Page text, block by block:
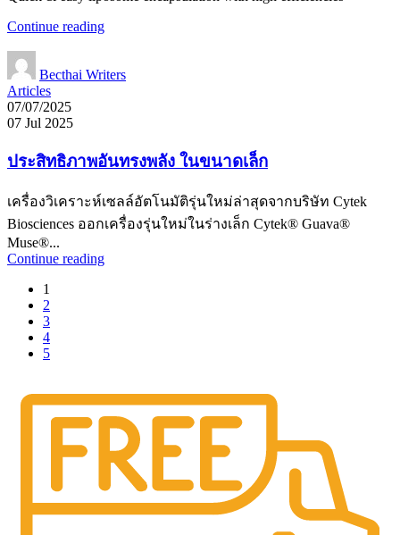
Continue reading
Becthai Writers
Articles
07/07/2025
07 Jul 2025
ประสิทธิภาพอันทรงพลัง ในขนาดเล็ก
เครื่องวิเคราะห์เซลล์อัตโนมัติรุ่นใหม่ล่าสุดจากบริษัท Cytek
Biosciences ออกเครื่องรุ่นใหม่ในร่างเล็ก Cytek® Guava®
Muse®...
Continue reading
1
2
3
4
5